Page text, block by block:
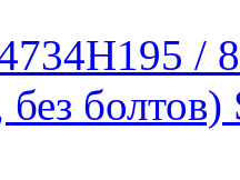
/
без